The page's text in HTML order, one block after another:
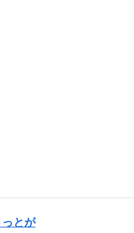
っとが